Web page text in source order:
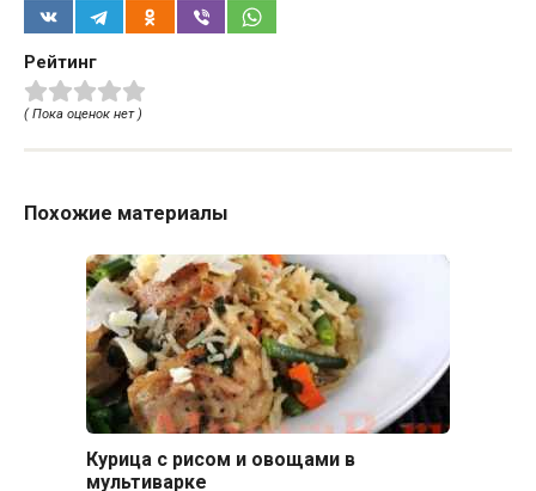
Рейтинг
( Пока оценок нет )
Похожие материалы
Курица с рисом и овощами в
мультиварке